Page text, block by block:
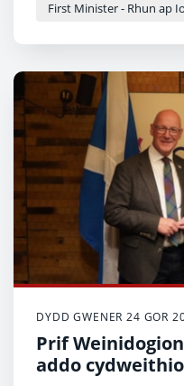
First Minister - Rhun ap
DYDD GWENER 24 GOR
Prif
addo